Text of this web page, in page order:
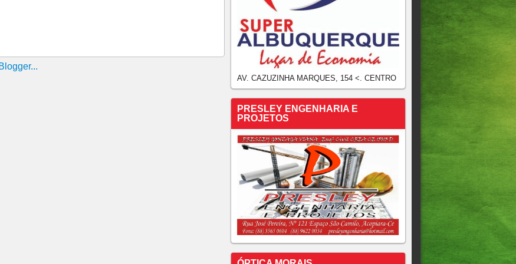
AV. CAZUZINHA MARQUES, 154 <. CENTRO
PRESLEY ENGENHARIA E
PROJETOS